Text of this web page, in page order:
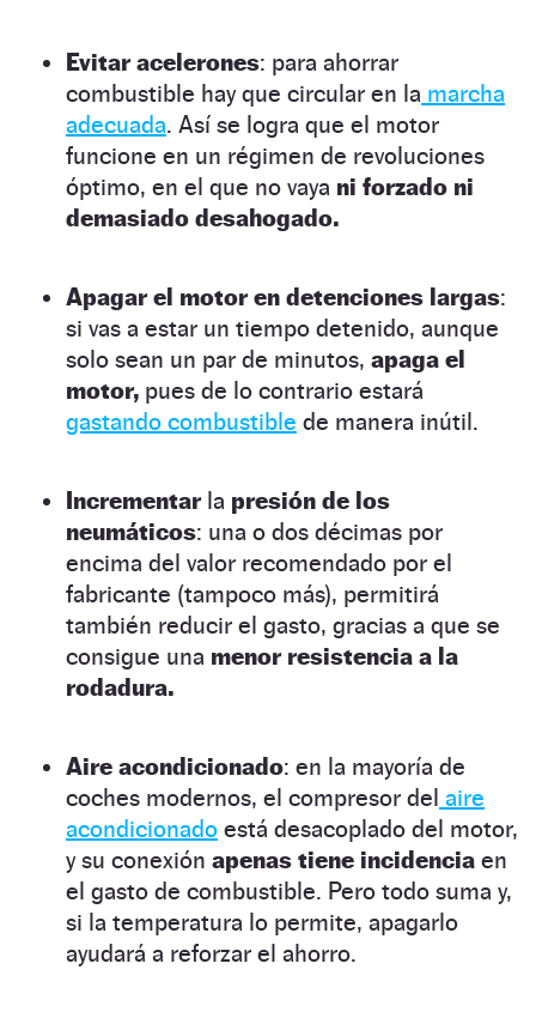
Evitar acelerones: para ahorrar
combustible hay que circular en la marcha
adecuada. Así se logra que el motor
funcione en un régimen de revoluciones
óptimo, en el que no vaya ni forzado ni
demasiado desahogado.
Apagar el motor en detenciones largas:
si vas a estar un tiempo detenido, aunque
solo sean un par de minutos, apaga el
motor, pues de lo contrario estará
gastando combustible de manera inútil.
Incrementar la presión de los
neumáticos: una o dos décimas por
encima del valor recomendado por el
fabricante (tampoco más), permitirá
también reducir el gasto, gracias a que se
consigue una menor resistencia a la
rodadura.
Aire acondicionado: en la mayoría de
coches modernos, el compresor del aire
acondicionado está desacoplado del motor,
y su conexión apenas tiene incidencia en
el gasto de combustible. Pero todo suma y,
si la temperatura lo permite, apagarlo
ayudará a reforzar el ahorro.